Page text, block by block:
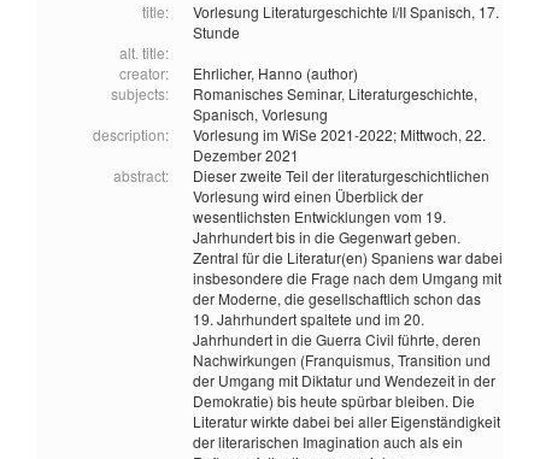
title:
Vorlesung Literaturgeschichte I/II Spanisch, 17.
Stunde
alt. title:
creator:
Ehrlicher, Hanno (author)
subjects:
Romanisches Seminar, Literaturgeschichte,
Spanisch, Vorlesung
description:
Vorlesung im WiSe 2021-2022; Mittwoch, 22.
Dezember 2021
abstract:
Dieser zweite Teil der literaturgeschichtlichen
Vorlesung wird einen Überblick der
wesentlichsten Entwicklungen vom 19.
Jahrhundert bis in die Gegenwart geben.
Zentral für die Literatur(en) Spaniens war dabei
insbesondere die Frage nach dem Umgang mit
der Moderne, die gesellschaftlich schon das
19. Jahrhundert spaltete und im 20.
Jahrhundert in die Guerra Civil führte, deren
Nachwirkungen (Franquismus, Transition und
der Umgang mit Diktatur und Wendezeit in der
Demokratie) bis heute spürbar bleiben. Die
Literatur wirkte dabei bei aller Eigenständigkeit
der literarischen Imagination auch als ein